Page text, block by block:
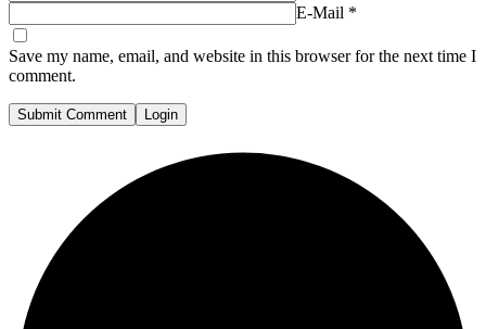
E-Mail *
Save my name, email, and website in this browser for the next time I
comment.
Submit Comment Login